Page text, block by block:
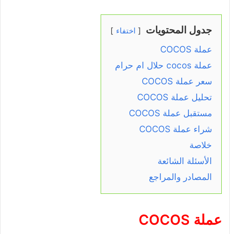
جدول المحتويات اختفاء
عملة COCOS
عملة cocos حلال ام حرام
سعر عملة COCOS
تحليل عملة COCOS
مستقبل عملة COCOS
شراء عملة COCOS
خلاصة
الأسئلة الشائعة
المصادر والمراجع
عملة COCOS